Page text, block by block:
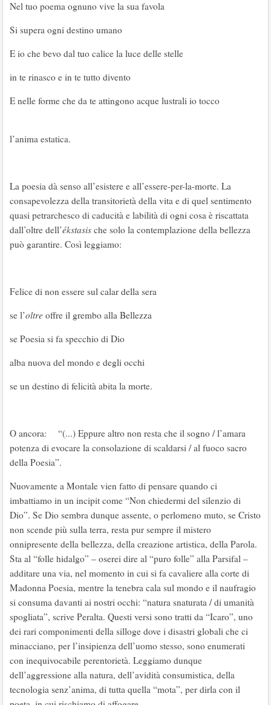
Nel tuo poema ognuno vive la sua favola
Si supera ogni destino umano
E io che bevo dal tuo calice la luce delle stelle
in te rinasco e in te tutto divento
E nelle forme che da te attingono acque lustrali io tocco
l’anima estatica.
La poesia dà senso all’esistere e all’essere-per-la-morte. La
consapevolezza della transitorietà della vita e di quel sentimento
quasi petrarchesco di caducità e labilità di ogni cosa è riscattata
dall’oltre dell’ékstasis che solo la contemplazione della bellezza
può garantire. Così leggiamo:
Felice di non essere sul calar della sera
se l’oltre offre il grembo alla Bellezza
se Poesia si fa specchio di Dio
alba nuova del mondo e degli occhi
se un destino di felicità abita la morte.
O ancora: “(...) Eppure altro non resta che il sogno / l’amara
potenza di evocare la consolazione di scaldarsi / al fuoco sacro
della Poesia”.
Nuovamente a Montale vien fatto di pensare quando ci
imbattiamo in un incipit come “Non chiedermi del silenzio di
Dio”. Se Dio sembra dunque assente, o perlomeno muto, se Cristo
non scende più sulla terra, resta pur sempre il mistero
onnipresente della bellezza, della creazione artistica, della Parola.
Sta al “folle hidalgo” – oserei dire al “puro folle” alla Parsifal –
additare una via, nel momento in cui si fa cavaliere alla corte di
Madonna Poesia, mentre la tenebra cala sul mondo e il naufragio
si consuma davanti ai nostri occhi: “natura snaturata / di umanità
spogliata”, scrive Peralta. Questi versi sono tratti da “Icaro”, uno
dei rari componimenti della silloge dove i disastri globali che ci
minacciano, per l’insipienza dell’uomo stesso, sono enumerati
con inequivocabile perentorietà. Leggiamo dunque
dell’aggressione alla natura, dell’avidità consumistica, della
tecnologia senz’anima, di tutta quella “mota”, per dirla con il